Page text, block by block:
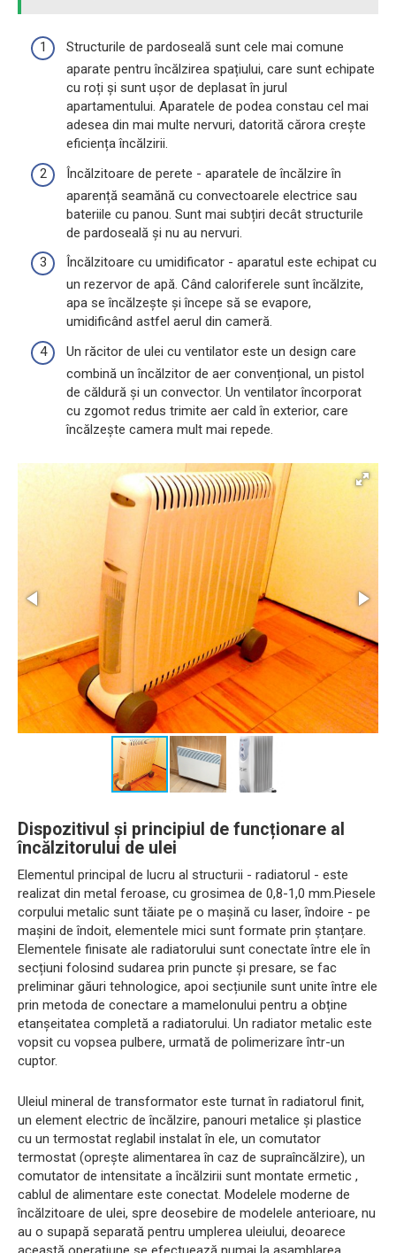
Structurile de pardoseală sunt cele mai comune
aparate pentru încălzirea spațiului, care sunt echipate
cu roți și sunt ușor de deplasat în jurul
apartamentului. Aparatele de podea constau cel mai
adesea din mai multe nervuri, datorită cărora crește
eficiența încălzirii.
Încălzitoare de perete - aparatele de încălzire în
aparență seamănă cu convectoarele electrice sau
bateriile cu panou. Sunt mai subțiri decât structurile
de pardoseală și nu au nervuri.
Încălzitoare cu umidificator - aparatul este echipat cu
un rezervor de apă. Când caloriferele sunt încălzite,
apa se încălzește și începe să se evapore,
umidificând astfel aerul din cameră.
Un răcitor de ulei cu ventilator este un design care
combină un încălzitor de aer convențional, un pistol
de căldură și un convector. Un ventilator încorporat
cu zgomot redus trimite aer cald în exterior, care
încălzește camera mult mai repede.
Dispozitivul și principiul de funcționare al
încălzitorului de ulei
Elementul principal de lucru al structurii - radiatorul - este
realizat din metal feroase, cu grosimea de 0,8-1,0 mm.Piesele
corpului metalic sunt tăiate pe o mașină cu laser, îndoire - pe
mașini de îndoit, elementele mici sunt formate prin ștanțare.
Elementele finisate ale radiatorului sunt conectate între ele în
secțiuni folosind sudarea prin puncte și presare, se fac
preliminar găuri tehnologice, apoi secțiunile sunt unite între ele
prin metoda de conectare a mamelonului pentru a obține
etanșeitatea completă a radiatorului. Un radiator metalic este
vopsit cu vopsea pulbere, urmată de polimerizare într-un
cuptor.
Uleiul mineral de transformator este turnat în radiatorul finit,
un element electric de încălzire, panouri metalice și plastice
cu un termostat reglabil instalat în ele, un comutator
termostat (oprește alimentarea în caz de supraîncălzire), un
comutator de intensitate a încălzirii sunt montate ermetic ,
cablul de alimentare este conectat. Modelele moderne de
încălzitoare de ulei, spre deosebire de modelele anterioare, nu
au o supapă separată pentru umplerea uleiului, deoarece